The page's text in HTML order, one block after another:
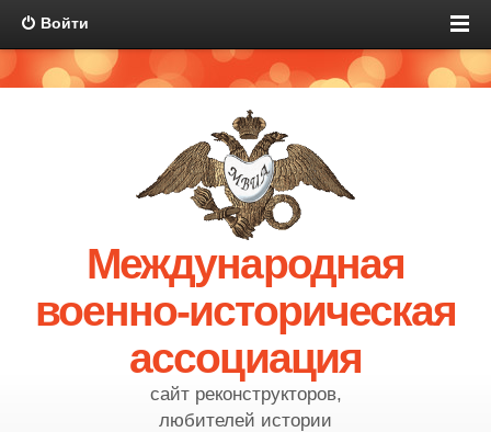
Войти
Международная
военно-историческая
ассоциация
сайт реконструкторов,
любителей истории